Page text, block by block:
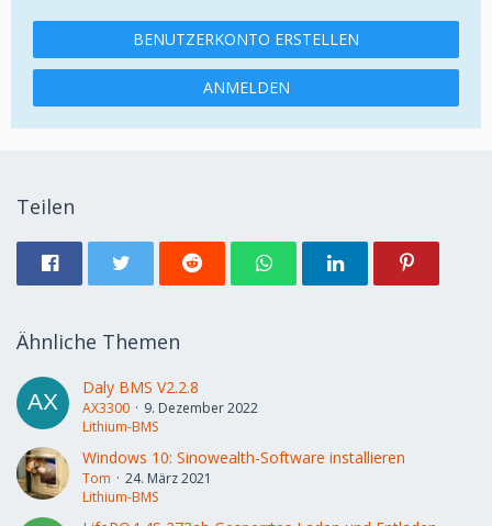
BENUTZERKONTO ERSTELLEN
ANMELDEN
Teilen
Ähnliche Themen
Daly BMS V2.2.8
AX3300
9. Dezember 2022
Lithium-BMS
Windows 10: Sinowealth-Software installieren
Tom
24. März 2021
Lithium-BMS